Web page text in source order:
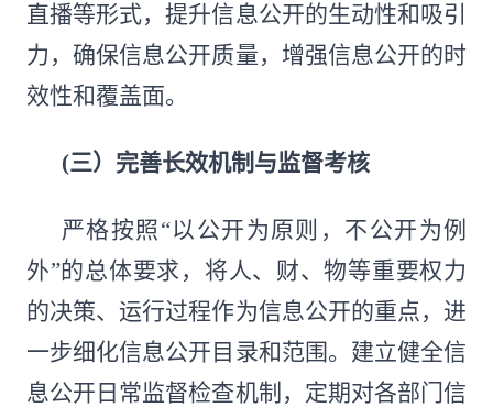
直播等形式，提升信息公开的生动性和吸引
力，确保信息公开质量，增强信息公开的时
效性和覆盖面。
(三） 完善长效机制与监督考核
严格按照“以公开为原则，不公开为例
外”的总体要求，将人、财、物等重要权力
的决策、运行过程作为信息公开的重点，进
一步细化信息公开目录和范围。建立健全信
息公开日常监督检查机制，定期对各部门信